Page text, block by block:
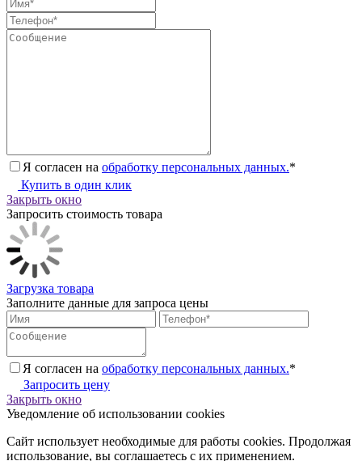
Я согласен на обработку персональных данных.*
Купить в один клик
Закрыть окно
Запросить стоимость товара
Загрузка товара
Заполните данные для запроса цены
Я согласен на обработку персональных данных.*
Запросить цену
Закрыть окно
Уведомление об использовании cookies
Сайт использует необходимые для работы cookies. Продолжая
использование, вы соглашаетесь с их применением.